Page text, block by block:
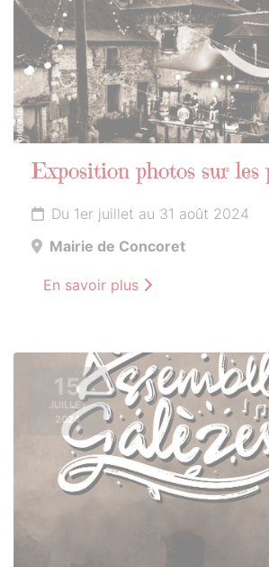
Exposition photos sur les
Du 1er juillet au 31 août 2024
Mairie de Concoret
En savoir plus
15
JUILLET
2024